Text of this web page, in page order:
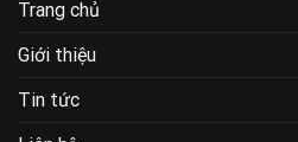
Trang chủ
Giới thiệu
Tin tức